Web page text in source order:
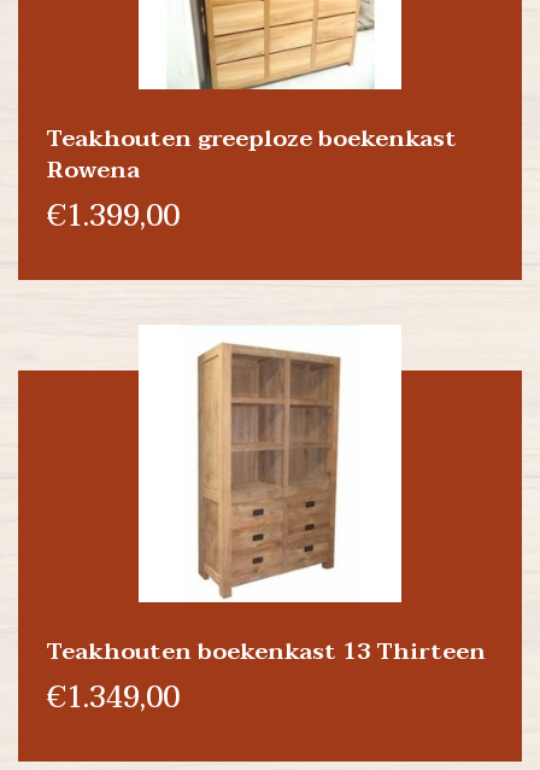
Teakhouten greeploze boekenkast
Rowena
€1.399,00
Teakhouten boekenkast 13 Thirteen
€1.349,00